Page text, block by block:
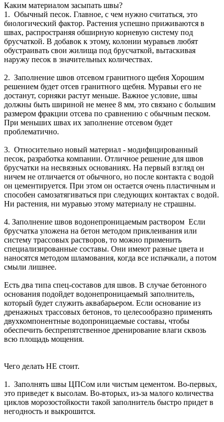
Каким материалом засыпать швы?
1. Обычный песок. Главное, с чем нужно считаться, это
биологический фактор. Растения успешно приживаются в
швах, распространяя обширную корневую систему под
брусчаткой. В добавок к этому, колонии муравьев любят
обустраивать свои жилища под брусчаткой, вытаскивая
наружу песок в значительных количествах.
2. Заполнение швов отсевом гранитного щебня Хорошим
решением будет отсев гранитного щебня. Муравьи его не
достанут, сорняки растут меньше. Важное условие, швы
должны быть шириной не менее 8 мм, это связано с большим
размером фракции отсева по сравнению с обычным песком.
При меньших швах их заполнение отсевом будет
проблематично.
3. Относительно новый материал - модифицированный
песок, разработка компании. Отличное решение для швов
брусчатки на несвязных основаниях. На первый взгляд он
ничем не отличается от обычного, но после контакта с водой
он цементируется. При этом он остается очень пластичным и
способен самозатягиваться при следующих контактах с водой.
Ни растения, ни муравью этому материалу не страшны.
4. Заполнение швов водонепроницаемым раствором Если
брусчатка уложена на бетон методом приклеивания или
систему трассовых растворов, то можно применить
специализированные составы. Они имеют разные цвета и
наносятся методом шламования, когда все испачкали, а потом
смыли лишнее.
Есть два типа спец-составов для швов. В случае бетонного
основания подойдет водонепроницаемый заполнитель,
который будет служить аквабарьером. Если основание из
дренажных трассовых бетонов, то целесообразно применять
двухкомпонентные водопроницаемые составы, чтобы
обеспечить беспрепятственное дренирование влаги сквозь
всю площадь мощения.
Чего делать НЕ стоит.
1. Заполнять швы ЦПСом или чистым цементом. Во-первых,
это приведет к высолам. Во-вторых, из-за малого количества
циклов морозостойкости такой заполнитель быстро придет в
негодность и выкрошится.